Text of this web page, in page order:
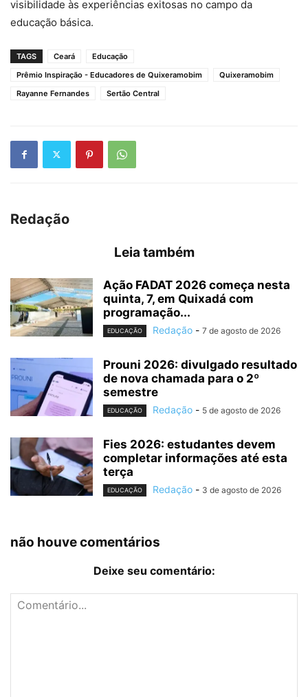
visibilidade às experiências exitosas no campo da
educação básica.
TAGS Ceará
Educação
Prêmio Inspiração - Educadores de Quixeramobim
Quixeramobim
Rayanne Fernandes
Sertão Central
Redação
Leia também
Ação FADAT 2026 começa nesta
quinta, 7, em Quixadá com
programação...
EDUCAÇÃO Redação - 7 de agosto de 2026
Prouni 2026: divulgado resultado
de nova chamada para o 2º
semestre
EDUCAÇÃO Redação - 5 de agosto de 2026
Fies 2026: estudantes devem
completar informações até esta
terça
EDUCAÇÃO Redação - 3 de agosto de 2026
não houve comentários
Deixe seu comentário: